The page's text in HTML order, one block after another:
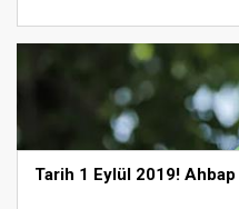
Tarih 1 Eylül 2019!